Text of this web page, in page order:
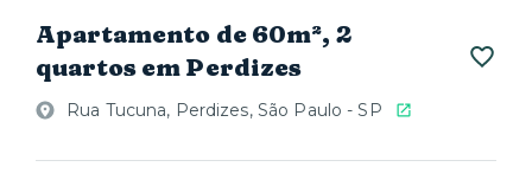
Apartamento de 60m², 2
quartos em Perdizes
Rua Tucuna, Perdizes, São Paulo - SP